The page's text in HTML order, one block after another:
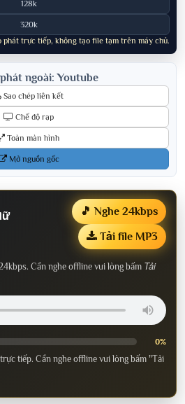
128k
320k
phát trực tiếp, không tạo file tạm trên máy chủ.
ngoài: Youtube
Sao chép liên kết
Chế độ rạp
Toàn màn hình
Mở nguồn gốc
🎵 Nghe 24kbps
Tải file MP3
Cần nghe offline vui lòng bấm Tải
0%
tiếp. Cần nghe offline vui lòng bấm "Tải